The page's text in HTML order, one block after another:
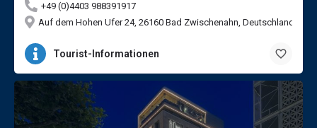
+49 (0)4403 988391917
Auf dem Hohen Ufer 24, 26160 Bad Zwischenahn, Deutschland
Tourist-Informationen